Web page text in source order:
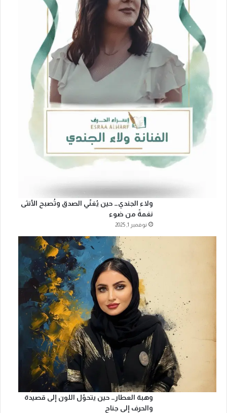
ولاء الجندي… حين يُغنّي الصدق وتُصبح الأنثى
نغمةً من ضوء
نوفمبر 1, 2025
وهبة العطار… حين يتحوّل اللون إلى قصيدة
والحرف إلى جناح